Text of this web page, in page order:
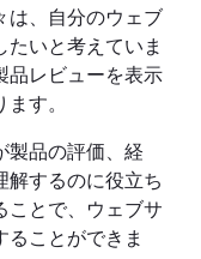
は、自分のウェブ
いと考えていま
品レビューを表示
す。
製品の評価、経
するのに役立ち
ことで、ウェブサ
ことができま